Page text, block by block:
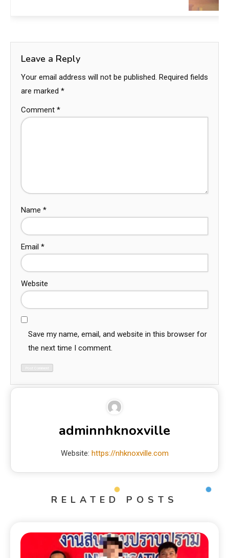
Leave a Reply
Your email address will not be published. Required fields
are marked *
Comment *
Name *
Email *
Website
Save my name, email, and website in this browser for
the next time I comment.
adminnhknoxville
Website: https://nhknoxville.com
RELATED POSTS